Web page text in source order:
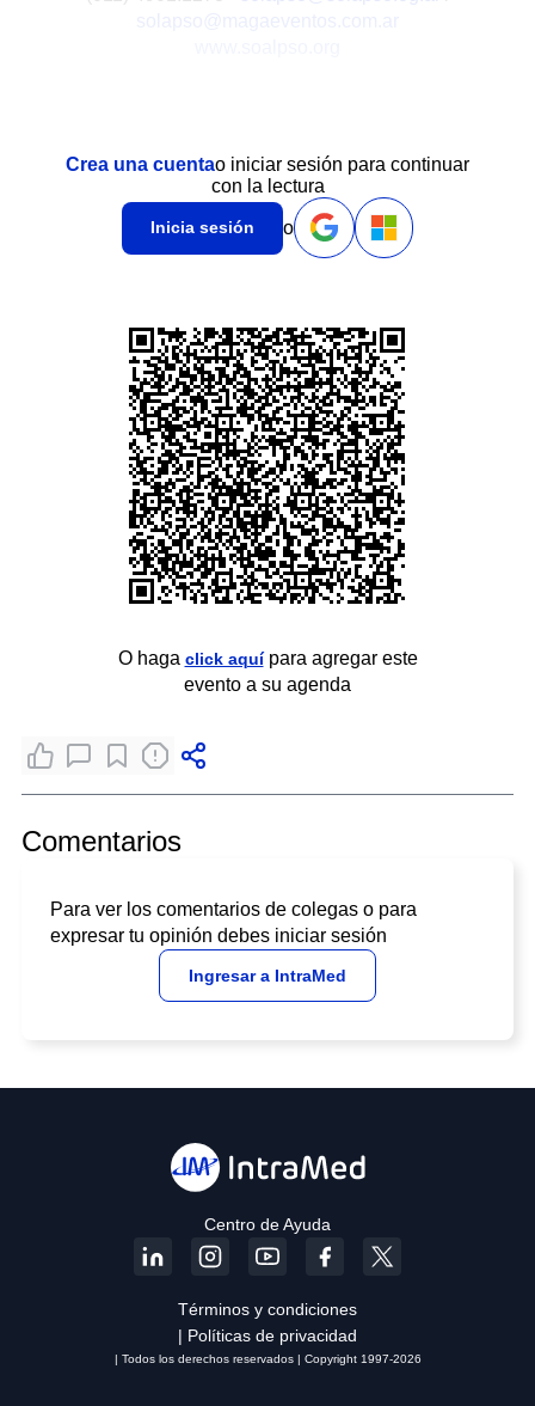
Crea una cuentao iniciar sesión para continuar
con la lectura
Inicia sesión o
O haga click aquípara agregar este
evento a su agenda
Comentarios
Para ver los comentarios de colegas o para
expresar tu opinión debes iniciar sesión
Ingresar a IntraMed
Centro de Ayuda
Términos y condiciones
| Políticas de privacidad
| Todos los derechos reservados | Copyright 1997-2026